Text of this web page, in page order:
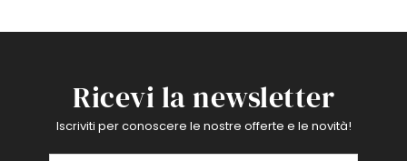
Ricevi la newsletter
Iscriviti per conoscere le nostre offerte e le novità!